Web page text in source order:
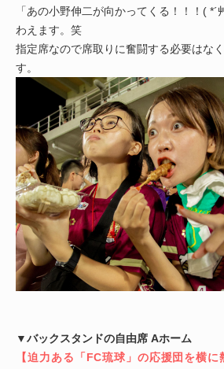
「あの小野伸二が向かってくる！！！(
わえます。笑
指定席なので席取りに奮闘する必要はな
す。
▼バックスタンドの自由席 Aホーム
【迫力ある「FC琉球」の応援団を横